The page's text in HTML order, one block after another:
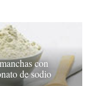
con
de sodio